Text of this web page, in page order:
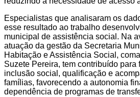
Especialistas que analisaram os
esse resultado ao trabalho
municipal de assistência social. Na
atuação da gestão da Secretaria
Habitação e Assistência Social,
Suzete Pereira, tem contribuído para
inclusão social, qualificação e
famílias, favorecendo a autonomia
dependência de programas de